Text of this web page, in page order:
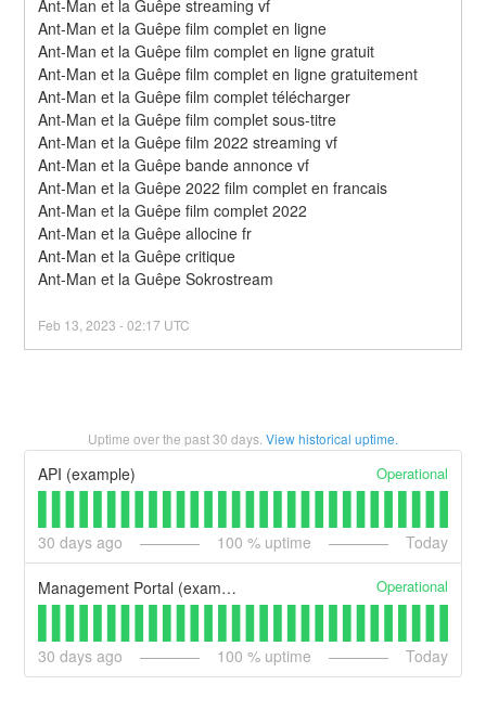
Ant-Man et la Guêpe streaming vf
Ant-Man et la Guêpe film complet en ligne
Ant-Man et la Guêpe film complet en ligne gratuit
Ant-Man et la Guêpe film complet en ligne gratuitement
Ant-Man et la Guêpe film complet télécharger
Ant-Man et la Guêpe film complet sous-titre
Ant-Man et la Guêpe film 2022 streaming vf
Ant-Man et la Guêpe bande annonce vf
Ant-Man et la Guêpe 2022 film complet en francais
Ant-Man et la Guêpe film complet 2022
Ant-Man et la Guêpe allocine fr
Ant-Man et la Guêpe critique
Ant-Man et la Guêpe Sokrostream
Feb 13 ,2023 -02:17 UTC
Uptime over the past30 days. View historical uptime.
API (example) Operational
30 days ago 100 % uptime Today
Management Portal (example) Operational
30 days ago 100 % uptime Today